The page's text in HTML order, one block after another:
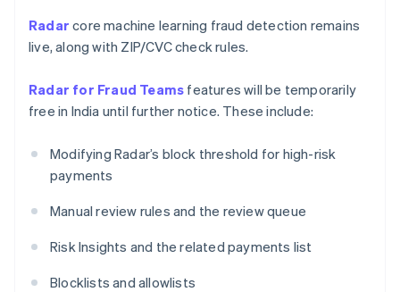
Radar core machine learning fraud detection remains
live, along with ZIP/CVC check rules.
Radar for Fraud Teams features will be temporarily
free in India until further notice. These include:
Modifying Radar’s block threshold for high-risk
payments
Manual review rules and the review queue
Risk Insights and the related payments list
Blocklists and allowlists
EnglishSvenska
มอลตา
English简体中文
เม็กซิโก
ยิบรอลตาร์
เยอรมนี
Deutsch English
English
Français DeutschEnglish